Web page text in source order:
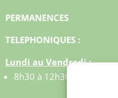
PERMANENCES
TELEPHONIQUES :
Lundi au Vendredi :
8h30 à 12h30